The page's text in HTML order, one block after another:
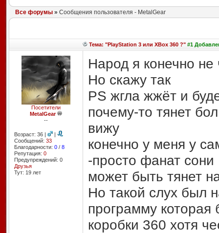
Все форумы» Сообщения пользователя - MetalGear
Тема: "PlayStation 3 или XBox 360 ?"#1
Посетители
MetalGear
--
Возраст: 36 |
|
Сообщений: 33
Благодарности: 0/ 8
Репутация: 0
Предупреждений: 0
Друзья
Тут: 19 лет
Народ я конечно
Но скажу так
PS жгла жжёт и
почему-то тянет
вижу
конечно у меня у
-просто фанат сони
может быть тянет
Но такой слух был
программу которая
коробки 360 хотя